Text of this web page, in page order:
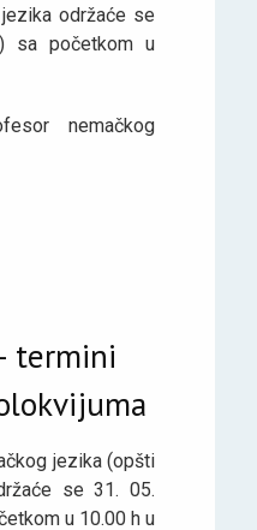
održaće se
sa početkom u
nemačkog
termini
jezika (opšti
se 31. 05.
u 10.00 h u